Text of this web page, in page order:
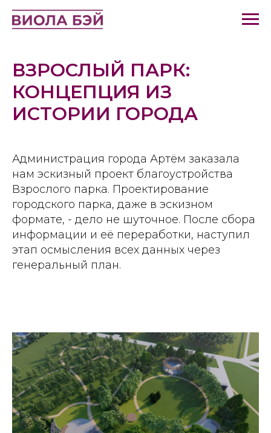
ВЗРОСЛЫЙ ПАРК:
КОНЦЕПЦИЯ ИЗ
ИСТОРИИ ГОРОДА
Администрация города Артём заказала
нам эскизный проект благоустройства
Взрослого парка. Проектирование
городского парка, даже в эскизном
формате, - дело не шуточное. После сбора
информации и её переработки, наступил
этап осмысления всех данных через
генеральный план.